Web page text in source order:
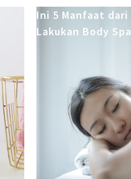
Ini 5 Manfaat dari
Lakukan Body Spa